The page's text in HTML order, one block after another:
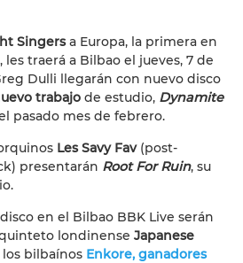
Singersa Europa, la primera en
traerá a Bilbao el jueves, 7 de
Dulli llegarán con nuevo disco
trabajo de estudio, Dynamite
pasado mes de febrero.
Les Savy Fav(post-
presentarán Root For Ruin, su
en el Bilbao BBK Live serán
londinense Japanese
los bilbaínos Enkore, ganadores